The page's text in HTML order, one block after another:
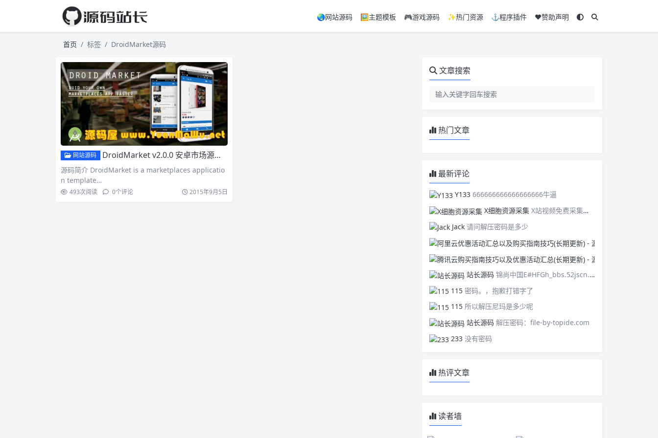
🌏网站源码 🖼️主题模板 🎮游戏源码 ✨热门资源 ⚓程序插件 ❤️赞助声明
首页 标签 DroidMarket源码
网站源码 DroidMarket v2.0.0 安卓市场源码 附带WEB后台管理 商业版安卓商城源码
源码简介 DroidMarket is a marketplaces applicatio
n template…
493次阅读 0个评论 2015年9月5日
文章搜索
热门文章
最新评论
Y133 666666666666666666牛逼
X细胞资源采集 X站视频免费采集，可以适配此CMS，含免费模板。有需要的站长可以看看xxibaozyw.com
Jack 请问解压密码是多少
站长源码 锦尚中国E#HFGh_bbs.52jscn.comEYzhibo8
115 密码。，抱歉打错字了
115 所以解压尼玛是多少呢
站长源码 解压密码：file-by-topide.com
233 没有密码
热评文章
读者墙